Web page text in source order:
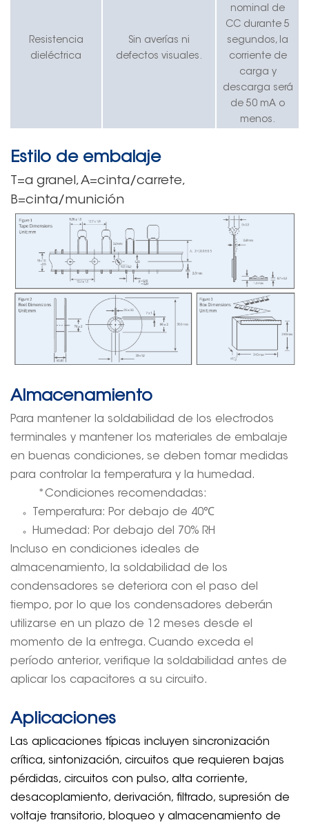
Resistencia
dieléctrica
Sin averías ni
defectos visuales.
nominal de
CC durante 5
segundos, la
corriente de
carga y
descarga será
de 50 mA o
menos.
Estilo de embalaje
T=a granel, A=cinta/carrete,
B=cinta/munición
Almacenamiento
Para mantener la soldabilidad de los electrodos
terminales y mantener los materiales de embalaje
en buenas condiciones, se deben tomar medidas
para controlar la temperatura y la humedad.
*Condiciones recomendadas:
Temperatura: Por debajo de 40℃
Humedad: Por debajo del 70% RH
Incluso en condiciones ideales de
almacenamiento, la soldabilidad de los
condensadores se deteriora con el paso del
tiempo, por lo que los condensadores deberán
utilizarse en un plazo de 12 meses desde el
momento de la entrega. Cuando exceda el
período anterior, verifique la soldabilidad antes de
aplicar los capacitores a su circuito.
Aplicaciones
Las aplicaciones típicas incluyen sincronización
crítica, sintonización, circuitos que requieren bajas
pérdidas, circuitos con pulso, alta corriente,
desacoplamiento, derivación, filtrado, supresión de
voltaje transitorio, bloqueo y almacenamiento de